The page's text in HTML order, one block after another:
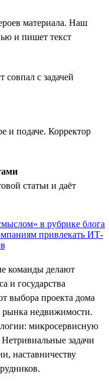
материала. Наш
и пишет текст
совпал с задачей
и подаче. Корректор
статьи и даёт
команды делают
и государства
выбора проекта дома
рынка недвижимости.
микросервисную
задачи
наставничеству